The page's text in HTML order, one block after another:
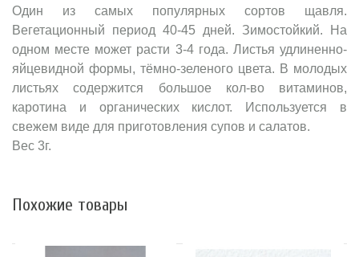
Один из самых популярных сортов щавля.
Вегетационный период 40-45 дней. Зимостойкий. На
одном месте может расти 3-4 года. Листья удлиненно-
яйцевидной формы, тёмно-зеленого цвета. В молодых
листьях содержится большое кол-во витаминов,
каротина и органических кислот. Используется в
свежем виде для приготовления супов и салатов.
Вес 3г.
Похожие товары